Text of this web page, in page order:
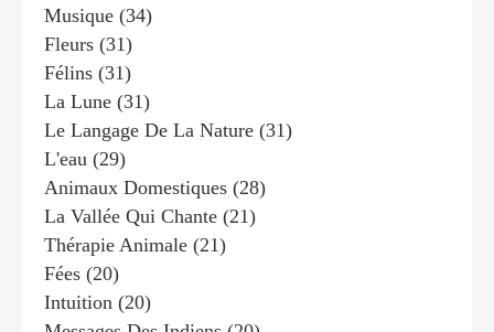
Musique (34)
Fleurs (31)
Félins (31)
La Lune (31)
Le Langage De La Nature (31)
L'eau (29)
Animaux Domestiques (28)
La Vallée Qui Chante (21)
Thérapie Animale (21)
Fées (20)
Intuition (20)